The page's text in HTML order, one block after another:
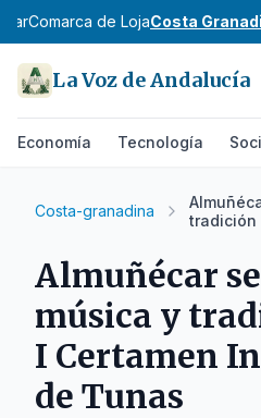
Comarca de LojaCosta
La Voz de Andalucía
Economía Tecnología
Costa-granadina
tradición
Almuñécar
música y
I Certamen
de Tunas